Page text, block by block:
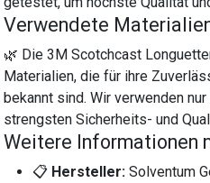
Verwendete
🌿 Die 3M Scotchcast
Materialien, die für ihre
bekannt sind. Wir verwenden
strengsten Sicherheits- und
Weitere Informationen
📋 Hersteller: Solventum